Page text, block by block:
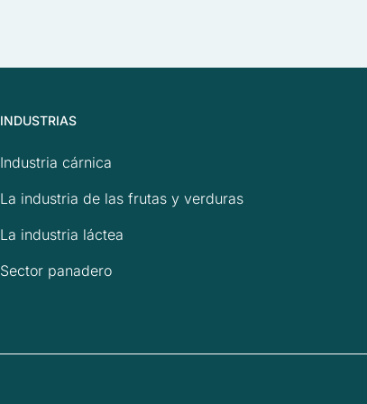
INDUSTRIAS
Industria cárnica
La industria de las frutas y verduras
La industria láctea
Sector panadero